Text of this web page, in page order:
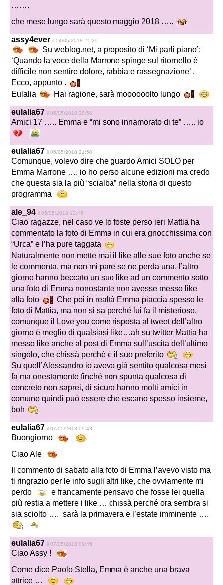
…….
che mese lungo sarà questo maggio 2018 …..
assy4ever il 04/05/2018 21:29
Su weblog.net, a proposito di ‘Mi parli piano’:
‘Quando la voce della Marrone spinge sul ritornello è
difficile non sentire dolore, rabbia e rassegnazione’ .
Ecco, appunto .
Eulalia
Hai ragione, sarà moooooolto lungo
eulalia67 il 05/05/2018 20:56
Amici 17 ….. Emma e “mi sono innamorato di te” ….. io
eulalia67 il 05/05/2018 21:50
Comunque, volevo dire che guardo Amici SOLO per
Emma Marrone …. io ho perso alcune edizioni ma credo
che questa sia la più “scialba” nella storia di questo
programma
ale_94 il 06/05/2018 12:46
Ciao ragazze, nel caso ve lo foste perso ieri Mattia ha
commentato la foto di Emma in cui era gnocchissima con
“Urca” e l’ha pure taggata
Naturalmente non mette mai il like alle sue foto anche se
le commenta, ma non mi pare se ne perda una, l’altro
giorno hanno beccato un suo like ad un commento sotto
una foto di Emma nonostante non avesse messo like
alla foto
Che poi in realtà Emma piaccia spesso le
foto di Mattia, ma non si sa perché lui fa il misterioso,
comunque il Love you come risposta al tweet dell’altro
giorno è meglio di qualsiasi like…ah su twitter Mattia ha
messo like anche al post di Emma sull’uscita dell’ultimo
singolo, che chissà perché è il suo preferito
Su quell’Alessandro io avevo già sentito qualcosa mesi
fa ma onestamente finché non spunta qualcosa di
concreto non saprei, di sicuro hanno molti amici in
comune quindi può essere che escano spesso insieme,
boh
eulalia67 il 07/05/2018 09:43
Buongiorno
Ciao Ale
Il commento di sabato alla foto di Emma l’avevo visto ma
ti ringrazio per le info sugli altri like, che ovviamente mi
perdo
e francamente pensavo che fosse lei quella
più restia a mettere i like … chissà perché ora sembra si
sia sciolto …. sarà la primavera e l’estate imminente ….
eulalia67 il 07/05/2018 09:45
Ciao Assy !
Come dice Paolo Stella, Emma è anche una brava
attrice …